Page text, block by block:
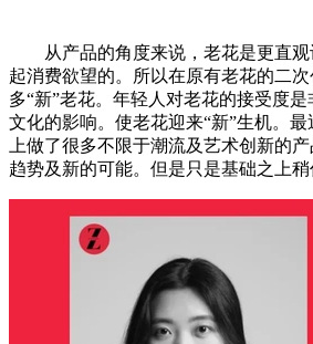
从产品的角度来说，老花是更直观
起消费欲望的。所以在原有老花的二
多“新”老花。年轻人对老花的接受度
文化的影响。使老花迎来“新”生机。
上做了很多不限于潮流及艺术创新的
趋势及新的可能。但是只是基础之上稍